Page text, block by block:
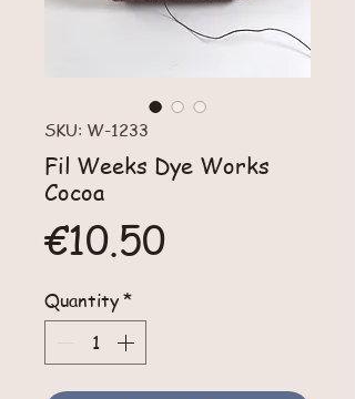
SKU: W-1233
Fil Weeks Dye Works
Cocoa
€10.50Price
Quantity*